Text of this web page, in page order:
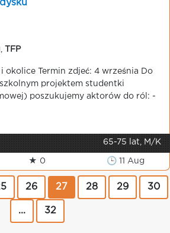
TFP
okolice Termin zdjeć: 4 września Do
projektem studentki
poszukujemy aktorów do ról: -
65-75 lat, M/K
★ 0 🕒 11 Aug
26 27 28 29 30
... 32